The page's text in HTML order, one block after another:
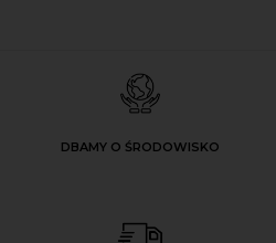
DBAMY O ŚRODOWISKO